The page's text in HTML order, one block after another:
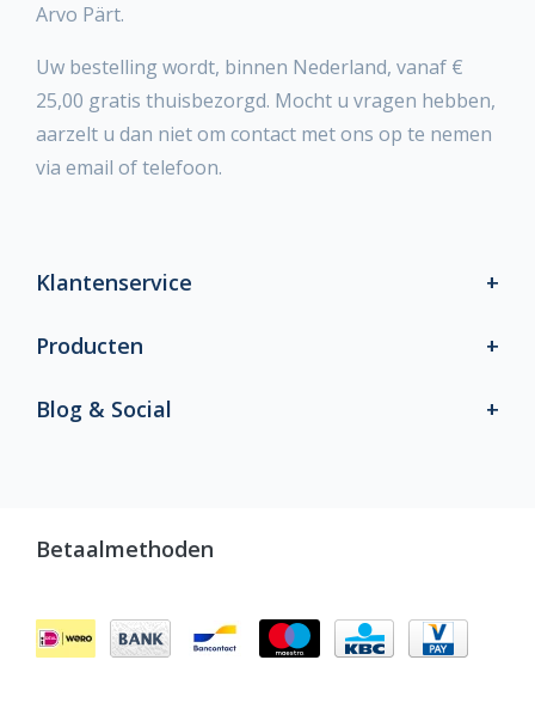
Arvo Pärt.
Uw bestelling wordt, binnen Nederland, vanaf €
25,00 gratis thuisbezorgd. Mocht u vragen hebben,
aarzelt u dan niet om contact met ons op te nemen
via email of telefoon.
Klantenservice
Producten
Blog & Social
Betaalmethoden